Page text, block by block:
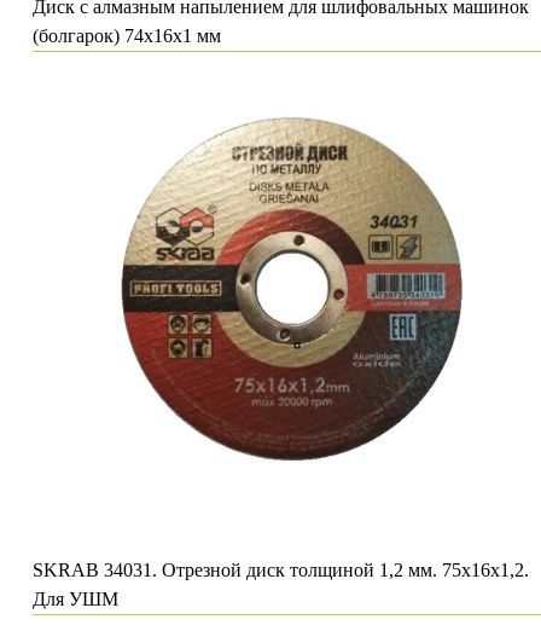
Диск с алмазным напылением для шлифовальных машинок
(болгарок) 74х16х1 мм
SKRAB 34031. Отрезной диск толщиной 1,2 мм. 75х16х1,2.
Для УШМ